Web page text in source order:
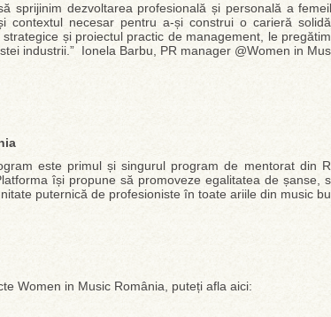
sprijinim dezvoltarea profesională și personală a
contextul necesar pentru a-și construi o carieră
și proiectul practic de management, le
industrii.” Ionela Barbu, PR manager @Women in
este primul și singurul program de mentorat din
își propune să promoveze egalitatea de șanse,
puternică de profesioniste în toate ariile din music
Women in Music România, puteți afla aici: